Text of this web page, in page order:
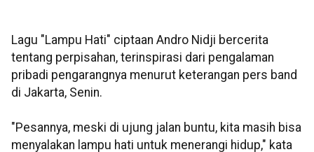
Lagu "Lampu Hati" ciptaan Andro Nidji bercerita
tentang perpisahan, terinspirasi dari pengalaman
pribadi pengarangnya menurut keterangan pers band
di Jakarta, Senin.
"Pesannya, meski di ujung jalan buntu, kita masih bisa
menyalakan lampu hati untuk menerangi hidup," kata